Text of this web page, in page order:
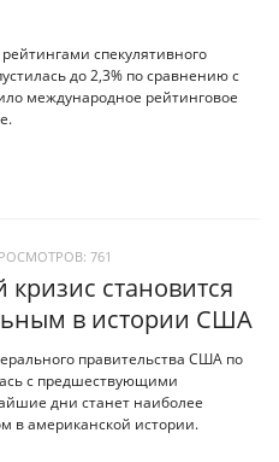
спекулятивного
до 2,3% по сравнению с
международное рейтинговое
761
становится
в истории США
правительства США по
с предшествующими
дни станет наиболее
в американской истории.